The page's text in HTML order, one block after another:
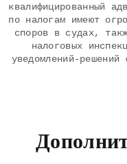
квалифицированный
по налогам имеют
споров в судах,
налоговых
уведомлений-